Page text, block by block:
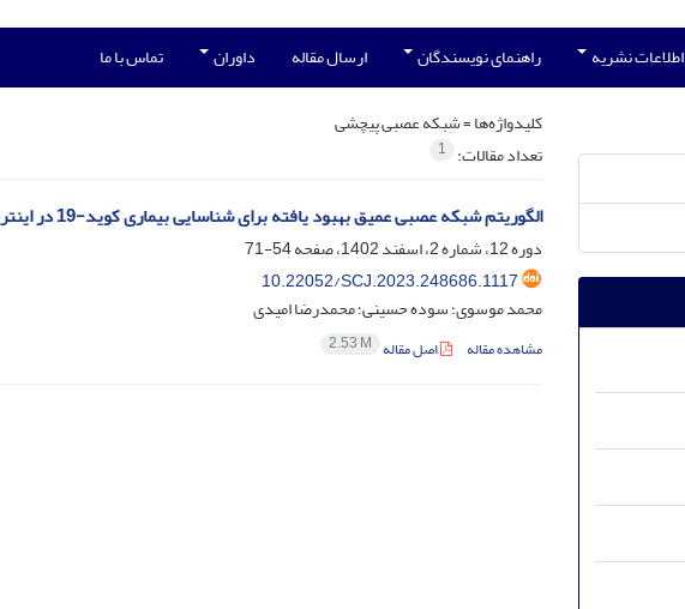
اطلاعات نشریه راهنمای نویسندگان ارسال مقاله داوران تماس با ما
کلیدواژه‌ها =شبکه عصبی پیچشی
تعداد مقالات: 1
الگوریتم شبکه عصبی عمیق بهبود یافته برای شناسایی بیماری کوید-19 در اینترنت اشیا
دوره 12، شماره 2، اسفند 1402، صفحه
54-71
10.22052/SCJ.2023.248686.1117
محمد موسوی؛ سوده حسینی؛ محمدرضا امیدی
مشاهده مقاله اصل مقاله 2.53 M